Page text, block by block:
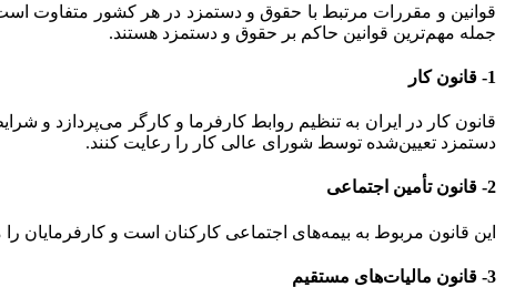
قوانین و مقررات مرتبط با حقوق و دستمزد در هر کشور متفاوت است و
جمله مهم‌ترین قوانین حاکم بر حقوق و دستمزد هستند.
1- قانون کار
قانون کار در ایران به تنظیم روابط کارفرما و کارگر می‌پردازد و
دستمزد تعیین‌شده توسط شورای عالی کار را رعایت کنند.
2- قانون تأمین اجتماعی
این قانون مربوط به بیمه‌های اجتماعی کارکنان است و
3- قانون مالیات‌های مستقیم